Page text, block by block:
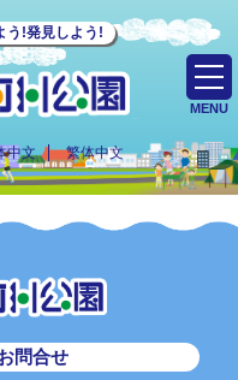
う!発見しよう!
中文 繁体中文
MENU
問合せ